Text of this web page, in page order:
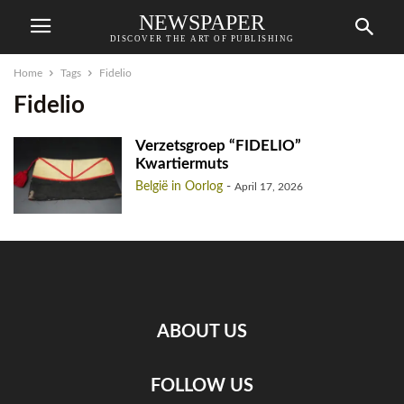
NEWSPAPER
DISCOVER THE ART OF PUBLISHING
Home Tags Fidelio
Fidelio
Verzetsgroep “FIDELIO”
Kwartiermuts
België in Oorlog - April 17, 2026
ABOUT US
FOLLOW US